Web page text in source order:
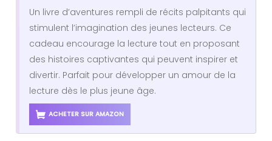
Un livre d’aventures rempli de récits palpitants qui
stimulent l’imagination des jeunes lecteurs. Ce
cadeau encourage la lecture tout en proposant
des histoires captivantes qui peuvent inspirer et
divertir. Parfait pour développer un amour de la
lecture dès le plus jeune âge.
ACHETER SUR AMAZON